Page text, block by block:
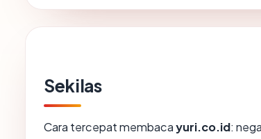
Sekilas
Cara tercepat membacayuri.co.id: